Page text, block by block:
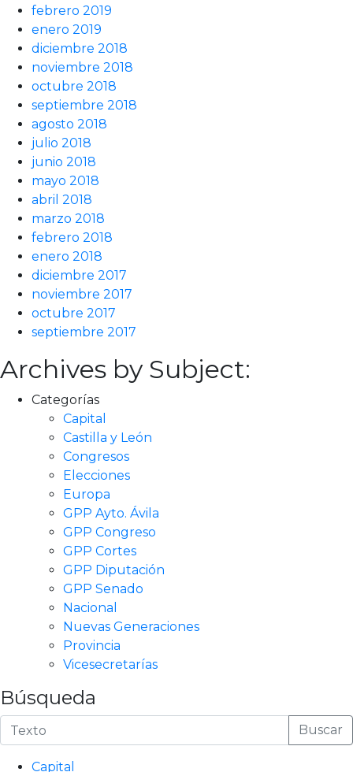
febrero 2019
enero 2019
diciembre 2018
noviembre 2018
octubre 2018
septiembre 2018
agosto 2018
julio 2018
junio 2018
mayo 2018
abril 2018
marzo 2018
febrero 2018
enero 2018
diciembre 2017
noviembre 2017
octubre 2017
septiembre 2017
Archives by Subject:
Categorías
Capital
Castilla y León
Congresos
Elecciones
Europa
GPP Ayto. Ávila
GPP Congreso
GPP Cortes
GPP Diputación
GPP Senado
Nacional
Nuevas Generaciones
Provincia
Vicesecretarías
Búsqueda
Buscar
Capital